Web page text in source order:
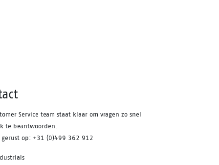
Service team staat klaar om vragen zo snel
te beantwoorden.
gerust op: +31 (0)499 362 912